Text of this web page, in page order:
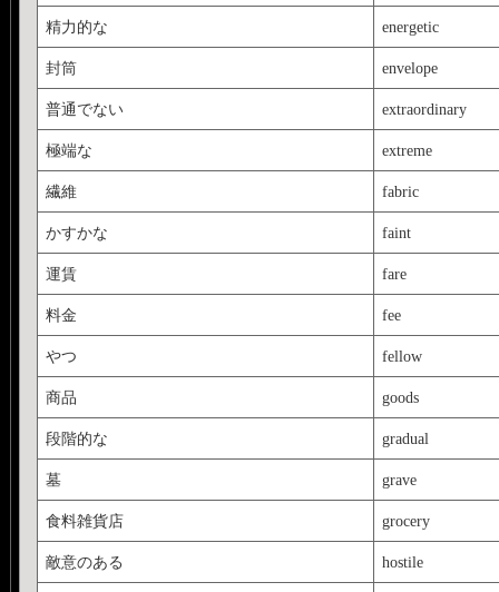
精力的な energetic
封筒 envelope
普通でない extraordinary
極端な extreme
繊維 fabric
かすかな faint
運賃 fare
料金 fee
やつ fellow
商品 goods
段階的な gradual
墓 grave
食料雑貨店 grocery
敵意のある hostile